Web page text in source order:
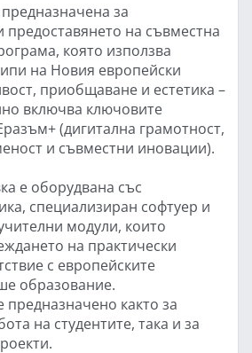
за
предоставянето на съвместна
която използва
на Новия европейски
приобщаване и естетика –
включва ключовите
(дигитална грамотност,
и съвместни иновации).
е оборудвана със
специализиран софтуер и
модули, които
на практически
с европейските
образование.
предназначено както за
на студентите, така и за